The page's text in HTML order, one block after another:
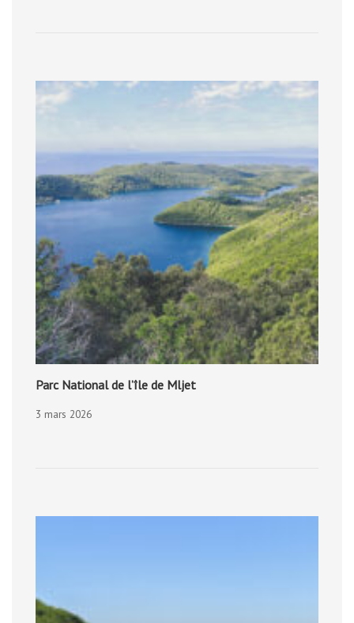
Parc National de l’île de Mljet
3 mars 2026